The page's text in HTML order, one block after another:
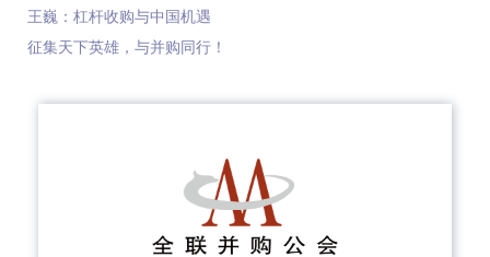
王巍：杠杆收购与中国机遇
征集天下英雄，与并购同行！